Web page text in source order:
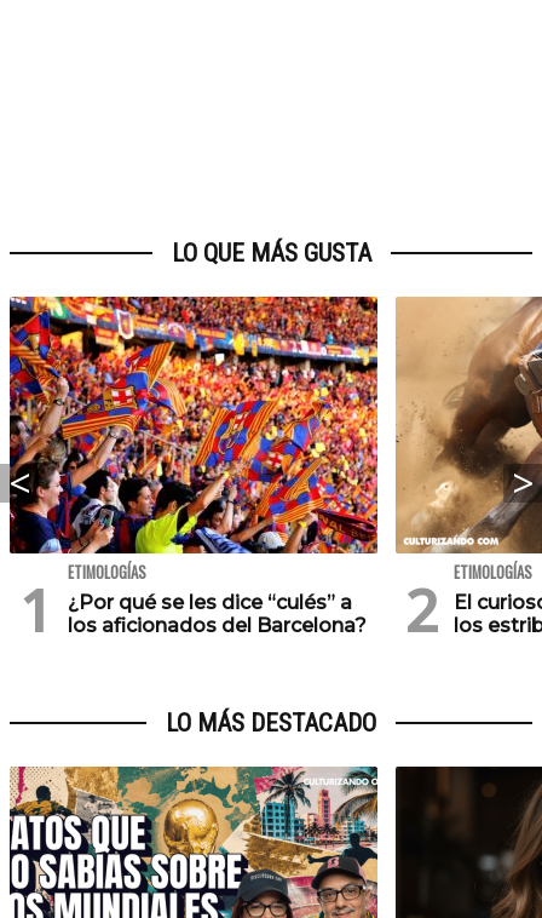
LO QUE MÁS GUSTA
ETIMOLOGÍAS
¿Por qué se les dice “culés” a
los aficionados del Barcelona?
ETIMOLOGÍAS
El
los
LO MÁS DESTACADO